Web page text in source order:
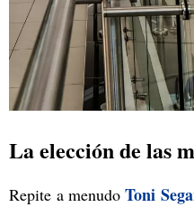
La elección de las
Repite a menudo Toni